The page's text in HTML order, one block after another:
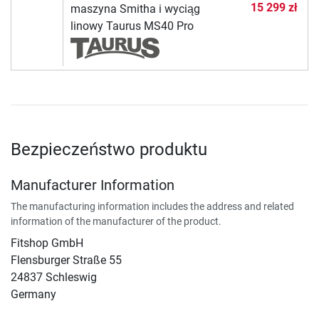
maszyna Smitha i wyciąg
linowy Taurus MS40 Pro
15 299 zł
Bezpieczeństwo produktu
Manufacturer Information
The manufacturing information includes the address and related
information of the manufacturer of the product.
Fitshop GmbH
Flensburger Straße 55
24837 Schleswig
Germany